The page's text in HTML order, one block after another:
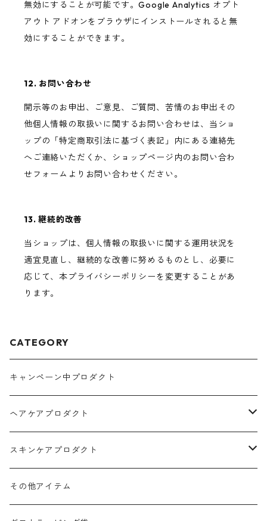
無効にすることが可能です。Google Analytics オプト
アウト アドオンをブラウザにインストールされると無
効にすることができます。
12. お問い合わせ
開示等のお申出、ご意見、ご質問、苦情のお申出その
他個人情報の取扱いに関するお問い合わせは、当ショ
ップの「特定商取引法に基づく表記」内にある連絡先
へご連絡いただくか、ショップページ内のお問い合わ
せフォームよりお問い合わせください。
13. 継続的改善
当ショップは、個人情報の取扱いに関する運用状況を
適宜見直し、継続的な改善に努めるものとし、必要に
応じて、本プライバシーポリシーを変更することがあ
ります。
CATEGORY
キャンペーン中プロダクト
ヘアケアプロダクト
シャンプー
トリートメント
スキンケアプロダクト
ホホバオイル
その他アイテム